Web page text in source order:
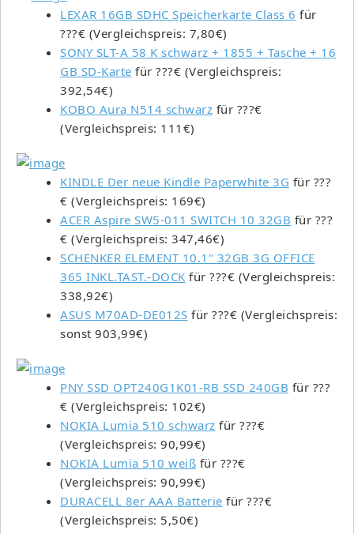
LEXAR 16GB SDHC Speicherkarte Class 6 für
???€ (Vergleichspreis: 7,80€)
SONY SLT-A 58 K schwarz + 1855 + Tasche + 16
GB SD-Karte für ???€ (Vergleichspreis:
392,54€)
KOBO Aura N514 schwarz für ???€
(Vergleichspreis: 111€)
KINDLE Der neue Kindle Paperwhite 3G für ???
€ (Vergleichspreis: 169€)
ACER Aspire SW5-011 SWITCH 10 32GB für ???
€ (Vergleichspreis: 347,46€)
SCHENKER ELEMENT 10.1" 32GB 3G OFFICE
365 INKL.TAST.-DOCK für ???€ (Vergleichspreis:
338,92€)
ASUS M70AD-DE012S für ???€ (Vergleichspreis:
sonst 903,99€)
PNY SSD OPT240G1K01-RB SSD 240GB für ???
€ (Vergleichspreis: 102€)
NOKIA Lumia 510 schwarz für ???€
(Vergleichspreis: 90,99€)
NOKIA Lumia 510 weiß für ???€
(Vergleichspreis: 90,99€)
DURACELL 8er AAA Batterie für ???€
(Vergleichspreis: 5,50€)